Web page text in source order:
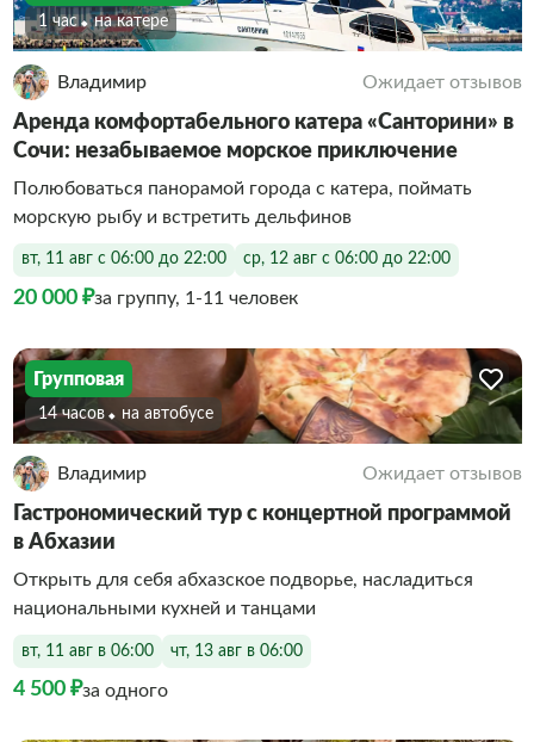
1 час На катере
Владимир Ожидает отзывов
Аренда комфортабельного катера «Санторини» в
Сочи: незабываемое морское приключение
Полюбоваться панорамой города с катера, поймать
морскую рыбу и встретить дельфинов
вт, 11 авг с 06:00 до 22:00 ср, 12 авг с 06:00 до 22:00
20 000 ₽за группу, 1-11 человек
Групповая
14 часов На автобусе
Владимир Ожидает отзывов
Гастрономический тур с концертной программой
в Абхазии
Открыть для себя абхазское подворье, насладиться
национальными кухней и танцами
вт, 11 авг в 06:00 чт, 13 авг в 06:00
4 500 ₽за одного